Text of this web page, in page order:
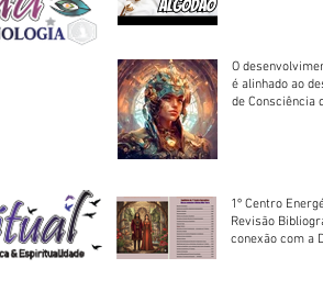
O
é alinhado ao
de Consciência
1º Centro
Revisão
conexão com a